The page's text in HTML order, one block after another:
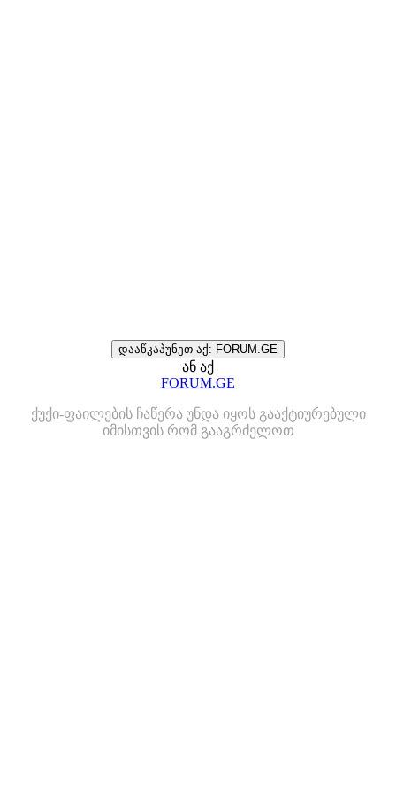
დააწკაპუნეთ აქ: FORUM.GE
ან აქ
FORUM.GE
ქუქი-ფაილების ჩაწერა უნდა იყოს გააქტიურებული
იმისთვის რომ გააგრძელოთ